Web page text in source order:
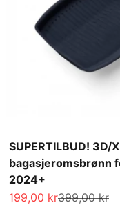
SUPERTILBUD! 3D/
bagasjeromsbrønn
2024+
Salgspris
199,00 krNormalpris
399,00 kr